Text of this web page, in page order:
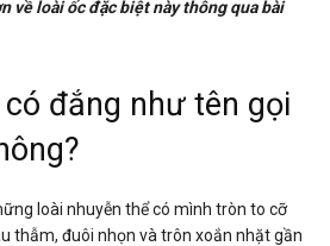
về loài ốc đặc biệt này thông qua bài
đắng như tên gọi
loài nhuyễn thể có mình tròn to cỡ
thẫm, đuôi nhọn và trôn xoắn nhặt gần